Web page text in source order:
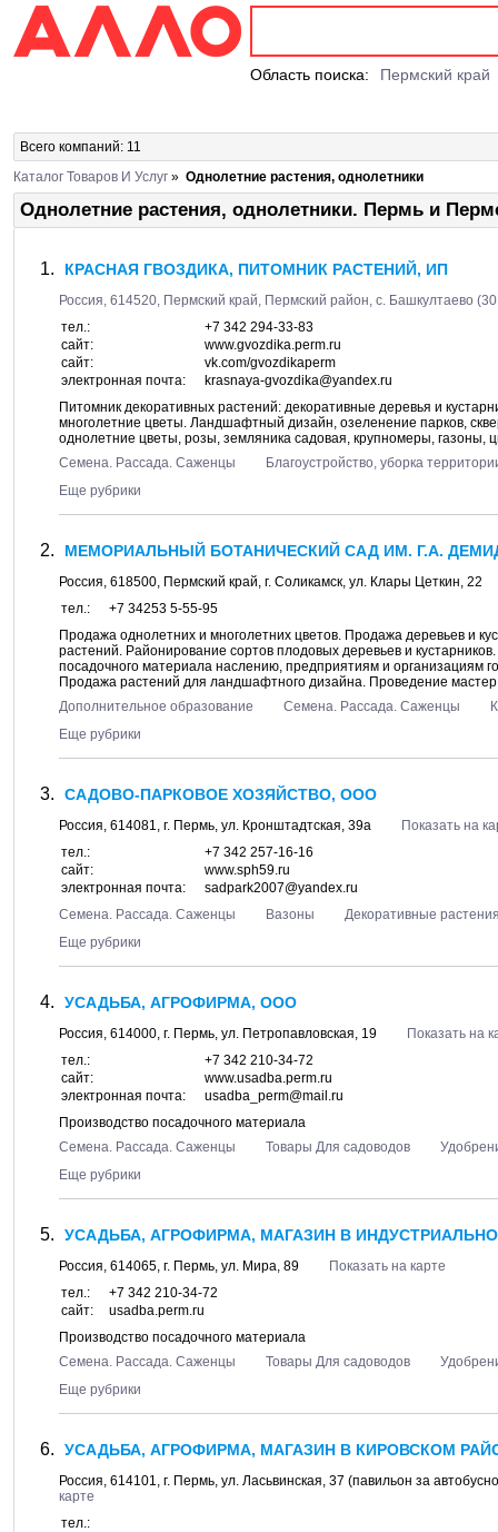
Область поиска: Пермский край
Всего компаний: 11
Каталог Товаров И Услуг » Однолетние растения, однолетники
Однолетние растения, однолетники. Пермь и
КРАСНАЯ ГВОЗДИКА, ПИТОМНИК РАСТЕНИЙ, ИП
Россия, 614520, Пермский край, Пермский район, с. Башкултаево
тел.:
+7 342 294-33-83
сайт:
www.gvozdika.perm.ru
сайт:
vk.com/gvozdikaperm
электронная почта:
krasnaya-gvozdika@yandex.ru
Питомник декоративных растений: декоративные деревья и
многолетние цветы. Ландшафтный дизайн, озеленение парков,
однолетние цветы, розы, земляника садовая, крупномеры, газоны,
Семена. Рассада. Саженцы
Благоустройство, уборка
Еще рубрики
МЕМОРИАЛЬНЫЙ БОТАНИЧЕСКИЙ САД ИМ. Г.А.
Россия, 618500, Пермский край, г. Соликамск, ул. Клары Цеткин, 22
тел.:
+7 34253 5-55-95
Продажа однолетних и многолетних цветов. Продажа деревьев и
растений. Районирование сортов плодовых деревьев и
посадочного материала наслению, предприятиям и организациям
Продажа растений для ландшафтного дизайна. Проведение мастер
Дополнительное образование
Семена. Рассада. Саженцы
Еще рубрики
САДОВО-ПАРКОВОЕ ХОЗЯЙСТВО, ООО
Россия, 614081, г. Пермь, ул. Кронштадтская, 39а
Показать на
тел.:
+7 342 257-16-16
сайт:
www.sph59.ru
электронная почта:
sadpark2007@yandex.ru
Семена. Рассада. Саженцы
Вазоны
Декоративные
Еще рубрики
УСАДЬБА, АГРОФИРМА, ООО
Россия, 614000, г. Пермь, ул. Петропавловская, 19
Показать на
тел.:
+7 342 210-34-72
сайт:
www.usadba.perm.ru
электронная почта:
usadba_perm@mail.ru
Производство посадочного материала
Семена. Рассада. Саженцы
Товары Для садоводов
Еще рубрики
УСАДЬБА, АГРОФИРМА, МАГАЗИН В
Россия, 614065, г. Пермь, ул. Мира, 89
Показать на карте
тел.:
+7 342 210-34-72
сайт:
usadba.perm.ru
Производство посадочного материала
Семена. Рассада. Саженцы
Товары Для садоводов
Еще рубрики
УСАДЬБА, АГРОФИРМА, МАГАЗИН В КИРОВСКОМ
Россия, 614101, г. Пермь, ул. Ласьвинская, 37 (павильон за
карте
тел.: